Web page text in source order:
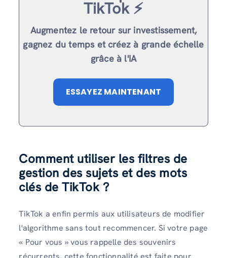
TikTok ⚡️
Augmentez le retour sur investissement,
gagnez du temps et créez à grande échelle
grâce à l'IA
ESSAYEZ MAINTENANT
Comment utiliser les filtres de
gestion des sujets et des mots
clés de TikTok ?
TikTok a enfin permis aux utilisateurs de modifier
l'algorithme sans tout recommencer. Si votre page
« Pour vous » vous rappelle des souvenirs